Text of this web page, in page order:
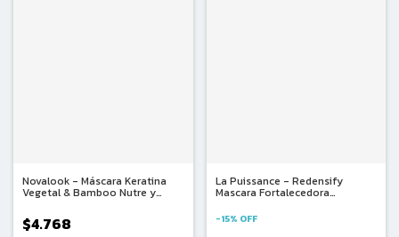
Novalook - Máscara Keratina
Vegetal & Bamboo Nutre y
$4.768
La Puissance - Redensify
Mascara Fortalecedora
y Quebradizos (250ml)
-15% OFF